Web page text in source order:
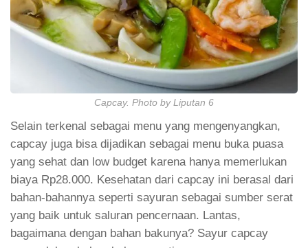
Capcay. Photo by Liputan 6
Selain terkenal sebagai menu yang mengenyangkan,
capcay juga bisa dijadikan sebagai menu buka puasa
yang sehat dan low budget karena hanya memerlukan
biaya Rp28.000. Kesehatan dari capcay ini berasal dari
bahan-bahannya seperti sayuran sebagai sumber serat
yang baik untuk saluran pencernaan. Lantas,
bagaimana dengan bahan bakunya? Sayur capcay